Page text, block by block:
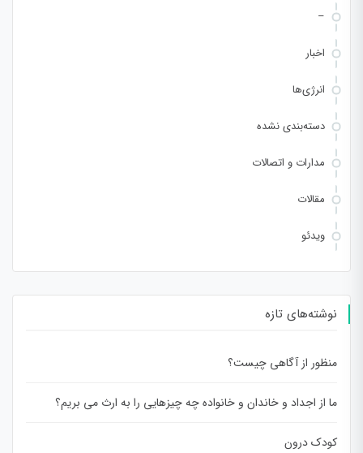
–
اخبار
انرژی‌ها
دسته‌بندی نشده
مدارات و اتصالات
مقالات
ویدئو
نوشته‌های تازه
منظور از آگاهی چیست؟
ما از اجداد و خاندان و خانواده چه چیزهایی را به ارث می بریم؟
کودک درون